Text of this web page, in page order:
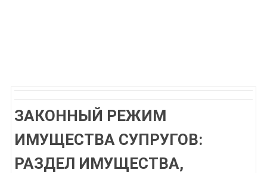
ЗАКОННЫЙ РЕЖИМ
ИМУЩЕСТВА СУПРУГОВ:
РАЗДЕЛ ИМУЩЕСТВА,